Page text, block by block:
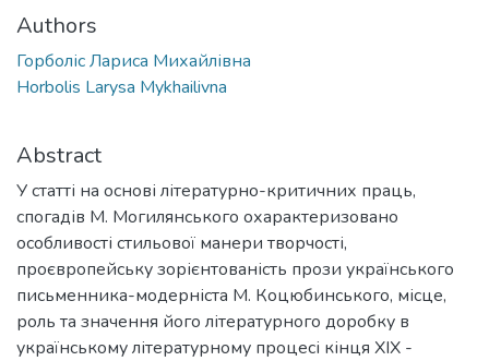
Authors
Горболіс Лариса Михайлівна
Horbolis Larysa Mykhailivna
Abstract
У статті на основі літературно-критичних праць,
спогадів М. Могилянського охарактеризовано
особливості стильової манери творчості,
проєвропейську зорієнтованість прози українського
письменника-модерніста М. Коцюбинського, місце,
роль та значення його літературного доробку в
українському літературному процесі кінця XIX -